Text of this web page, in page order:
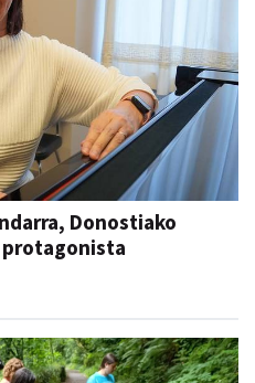
Donostiako
protagonista